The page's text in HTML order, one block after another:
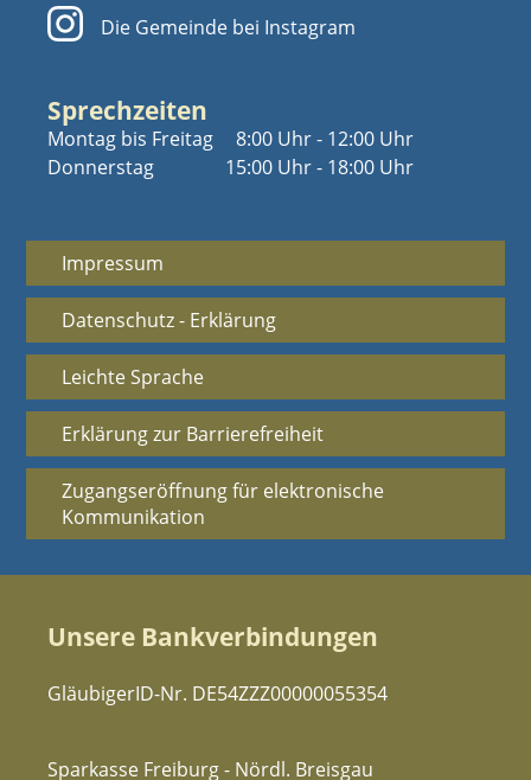
Die Gemeinde bei Instagram
Sprechzeiten
Montag bis Freitag
Donnerstag
8:00 Uhr - 12:00 Uhr
15:00 Uhr - 18:00 Uhr
Impressum
Datenschutz - Erklärung
Leichte Sprache
Erklärung zur Barrierefreiheit
Zugangseröffnung für elektronische
Kommunikation
Unsere Bankverbindungen
GläubigerID-Nr. DE54ZZZ00000055354
Sparkasse Freiburg - Nördl. Breisgau